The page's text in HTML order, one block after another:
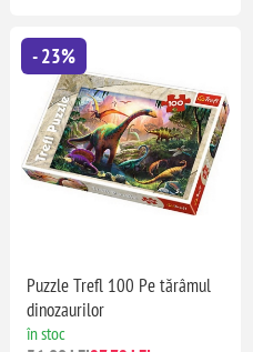
- 23%
Puzzle Trefl 100 Pe tărâmul
dinozaurilor
în stoc